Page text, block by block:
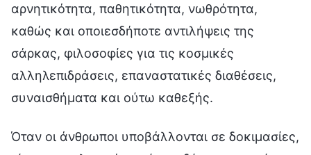
αρνητικότητα, παθητικότητα, νωθρότητα,
καθώς και οποιεσδήποτε αντιλήψεις της
σάρκας, φιλοσοφίες για τις κοσμικές
αλληλεπιδράσεις, επαναστατικές διαθέσεις,
συναισθήματα και ούτω καθεξής.
Όταν οι άνθρωποι υποβάλλονται σε δοκιμασίες,